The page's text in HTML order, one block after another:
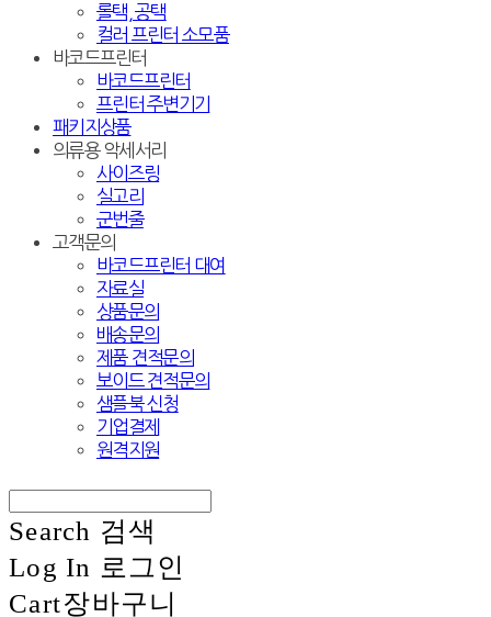
롤택, 공택
컬러 프린터 소모품
바코드프린터
바코드프린터
프린터 주변기기
패키지상품
의류용 악세서리
사이즈링
실고리
군번줄
고객문의
바코드프린터 대여
자료실
상품문의
배송문의
제품 견적문의
보이드 견적문의
샘플북 신청
기업결제
원격지원
Search 검색
Log In 로그인
Cart장바구니